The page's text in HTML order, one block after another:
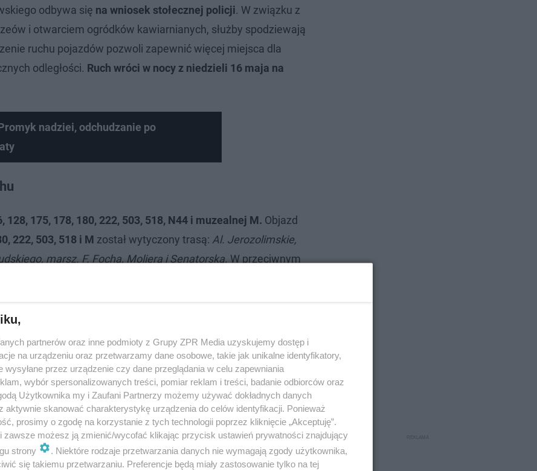
odbywa się na wniosek stołecznej policji. W związku z
i otwarciem ogródków kawiarnianych, służby spodziewają
ruchu pojazdów pozwoli zapewnić więcej miejsca dla
odległości. Ruch wróci w nocy z niedzieli 16 maja na
nadziei, odchudzanie po
128, 175, 178, 180, 222, 503, 518, N44 i muzealnej M. Objazd
222, 503, 518 i M został wytyczony trasą: Al. Jerozolimskie,
marsz. F. Focha, Moliera i Senatorską. W przeciwnym
Piłsudskiego, Królewską, Marszałkowską i Al. Jerozolimskimi
będą kursowały pojazdy
partnerów oraz inne podmioty z Grupy ZPR Media uzyskujemy dostęp i
na urządzeniu oraz przetwarzamy dane osobowe, takie jak unikalne identyfikatory,
wysyłane przez urządzenie czy dane przeglądania w celu zapewniania
wybór spersonalizowanych treści, pomiar reklam i treści, badanie odbiorców oraz
Użytkownika my i Zaufani Partnerzy możemy używać dokładnych danych
aktywnie skanować charakterystykę urządzenia do celów identyfikacji. Ponieważ
prosimy o zgodę na korzystanie z tych technologii poprzez kliknięcie „Akceptuję”.
zawsze możesz ją zmienić/wycofać klikając przycisk ustawień prywatności znajdujący
strony
. Niektóre rodzaje przetwarzania danych nie wymagają zgody użytkownika,
się takiemu przetwarzaniu. Preferencje będą miały zastosowanie tylko na tej